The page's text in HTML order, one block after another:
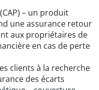
– un produit
une assurance retour
aux propriétaires de
en cas de perte
clients à la recherche
des écarts